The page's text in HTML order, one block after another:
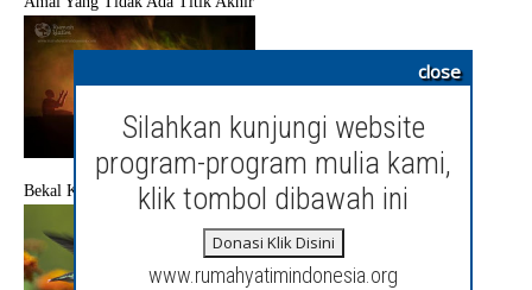
close
Silahkan kunjungi website
program-program mulia kami,
klik tombol dibawah ini
Donasi Klik Disini
www.rumahyatimindonesia.org
Bekal Kematian
gan
Ra
guk